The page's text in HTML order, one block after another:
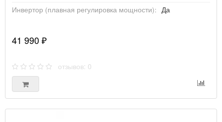
Инвертор (плавная регулировка мощности):
Да
41 990 ₽
отзывов: 0